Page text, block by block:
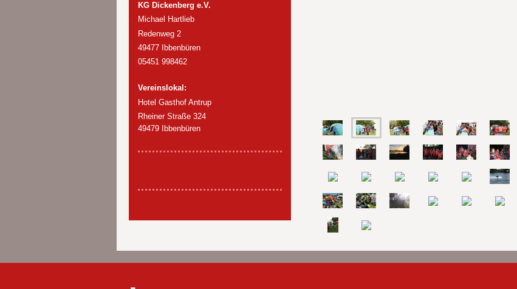
KG Dickenberg e.V.
Michael Hartlieb
Redenweg 2
49477 Ibbenbüren
05451 998462
Vereinslokal:
Hotel Gasthof Antrup
Rheiner Straße 324
49479 Ibbenbüren